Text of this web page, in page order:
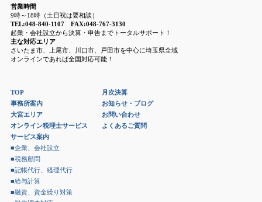
営業時間
9時～18時（土日祝は要相談）
TEL:048-840-1107 FAX:048-767-3130
起業・会社設立から決算・申告までトータルサポート！
主な対応エリア
さいたま市、上尾市、川口市、戸田市を中心に埼玉県全域
オンラインであれば全国対応可能！
TOP
事務所案内
大宮エリア
オンライン税理士サービス
サービス案内
■企業、会社設立
■税務顧問
■記帳代行、経理代行
■給与計算
■融資、資金繰り対策
月次決算
お知らせ・ブログ
お問い合わせ
よくあるご質問